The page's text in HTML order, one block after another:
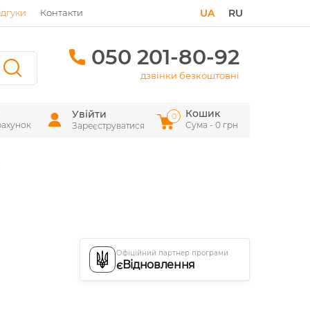
Контакти RU
UA
050 201-80-92
дзвінки безкоштовні
Увійти
Зареєструватися
Кошик
Сума - 0 грн
0
Офіційний партнер програми
єВідновлення